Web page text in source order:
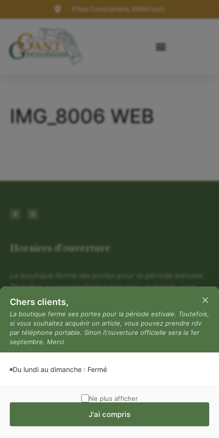
9 Rue Constantine, 69001 Lyon
IMG_8006 WEB
Horaires d'ouverture
La boutique ferme ses portes pour la période estivale.
Toutefois, si vous souhaitez acquérir un article, vous
pouvez prendre rdv par téléphone portable. Sinon
l\'ouverture officielle sera la 1er septembre. Merci
Du lundi au dimanche : Fermé
Mentions légales
Politique de confidentialité
Chers clients,
La boutique ferme ses portes pour la période estivale. Toutefois,
si vous souhaitez acquérir un article, vous pouvez prendre rdv
par téléphone portable. Sinon l\'ouverture officielle sera la 1er
septembre. Merci
Du lundi au dimanche : Fermé
Ne plus afficher
J'ai compris